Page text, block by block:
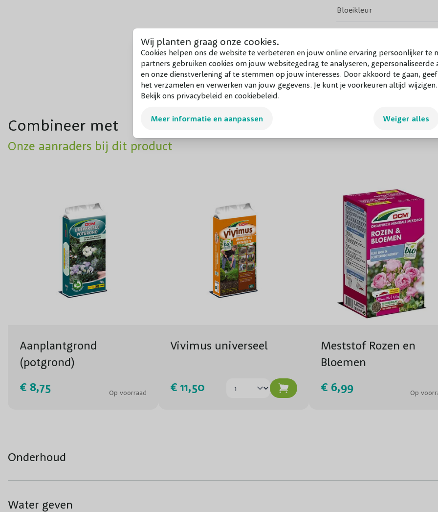
Wij planten graag onze cookies.
Cookies helpen ons de website te verbeteren en jouw online ervaring persoonlijker te
partners gebruiken cookies om jouw websitegedrag te analyseren,
en onze dienstverlening af te stemmen op jouw interesses. Door akkoord te gaan,
het verzamelen en verwerken van jouw gegevens. Je kunt je voorkeuren altijd
Bekijk ons privacybeleid en cookiebeleid.
Meer informatie en aanpassen Weiger alles
Bloeikleur
Bladkleur
Groenblijvend
Winterhardheid
Planttijd
Biodiversiteit
Voeding
Groeisnelheid
Bekijk meer
Combineer met
Onze aanraders bij dit product
Aanplantgrond
(potgrond)
€ 8,75
Op voorraad
Vivimus universeel
€ 11,50
Meststof Rozen en
Bloemen
€ 6,99
Op
Onderhoud
Water geven